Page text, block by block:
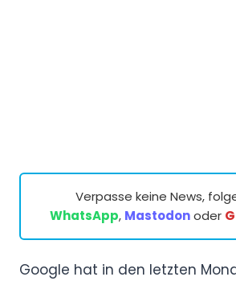
Verpasse keine News,
WhatsApp, Mastodonoder
Google hat in den letzten